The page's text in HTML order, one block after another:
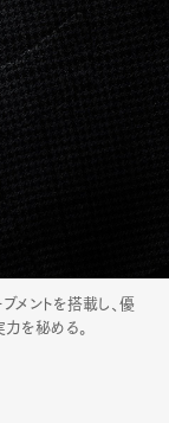
メントを搭載し、優
を秘める。